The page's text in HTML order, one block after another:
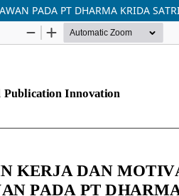
PADA PT DHARMA KRIDA